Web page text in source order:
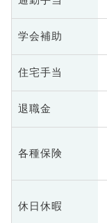
学会補助
住宅手当
退職金
各種保険
休日休暇